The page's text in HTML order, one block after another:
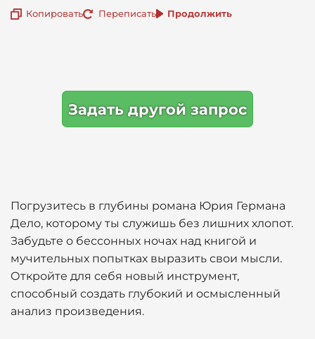
Копировать Переписать Продолжить
Задать другой запрос
Погрузитесь в глубины романа Юрия Германа
Дело, которому ты служишь без лишних хлопот.
Забудьте о бессонных ночах над книгой и
мучительных попытках выразить свои мысли.
Откройте для себя новый инструмент,
способный создать глубокий и осмысленный
анализ произведения.